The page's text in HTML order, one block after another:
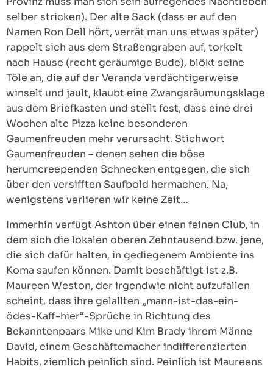
selber stricken). Der alte Sack (dass er auf den
Namen Ron Dell hört, verrät man uns etwas später)
rappelt sich aus dem Straßengraben auf, torkelt
nach Hause (recht geräumige Bude), blökt seine
Töle an, die auf der Veranda verdächtigerweise
winselt und jault, klaubt eine Zwangsräumungsklage
aus dem Briefkasten und stellt fest, dass eine drei
Wochen alte Pizza keine besonderen
Gaumenfreuden mehr verursacht. Stichwort
Gaumenfreuden – denen sehen die böse
herumcreependen Schnecken entgegen, die sich
über den versifften Saufbold hermachen. Na,
wenigstens verlieren wir keine Zeit…
Immerhin verfügt Ashton über einen feinen Club, in
dem sich die lokalen oberen Zehntausend bzw. jene,
die sich dafür halten, in gediegenem Ambiente ins
Koma saufen können. Damit beschäftigt ist z.B.
Maureen Weston, der irgendwie nicht aufzufallen
scheint, dass ihre gelallten „mann-ist-das-ein-
ödes-Kaff-hier“-Sprüche in Richtung des
Bekanntenpaars Mike und Kim Brady ihrem Männe
David, einem Geschäftemacher indifferenzierten
Habits, ziemlich peinlich sind. Peinlich ist Maureens